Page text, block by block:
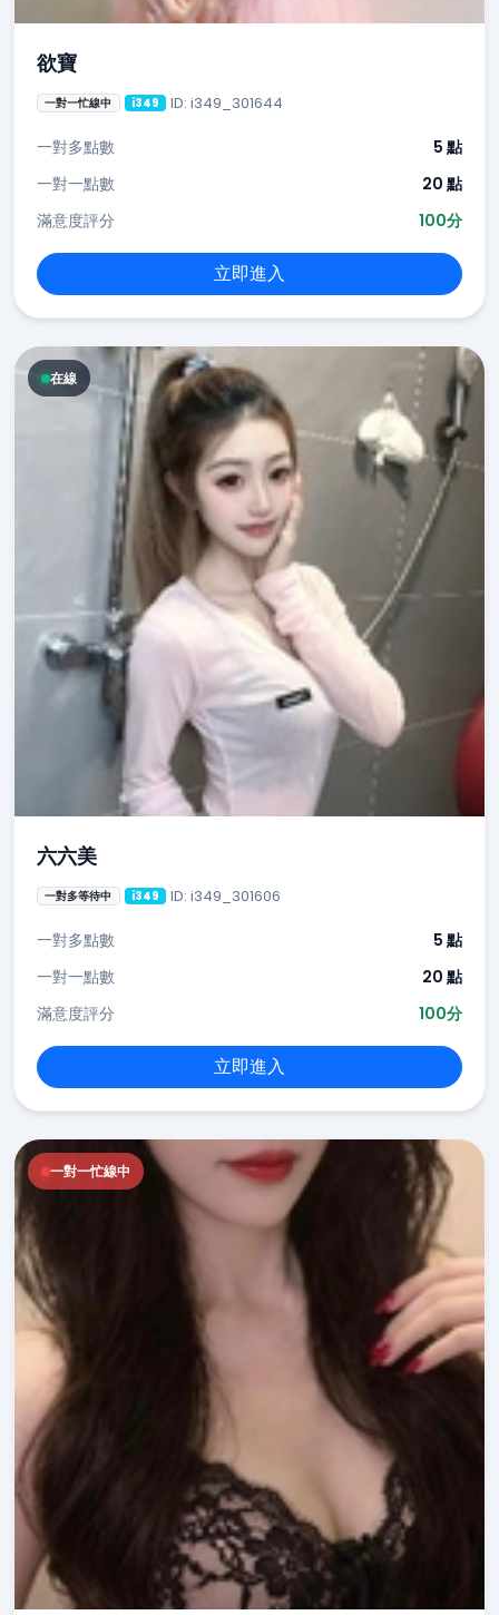
欲寶
一對一忙線中 i349 ID: i349_301644
一對多點數
5 點
一對一點數
20 點
滿意度評分
100分
立即進入
在線
六六美
一對多等待中 i349 ID: i349_301606
一對多點數
5 點
一對一點數
20 點
滿意度評分
100分
立即進入
一對一忙線中